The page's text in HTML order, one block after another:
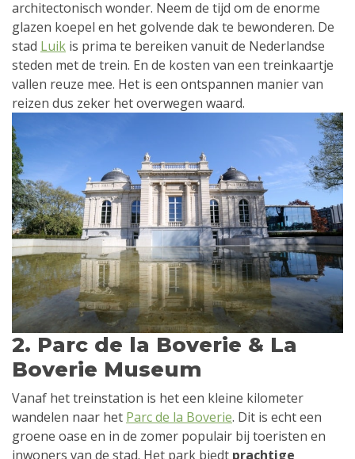
architectonisch wonder. Neem de tijd om de enorme
glazen koepel en het golvende dak te bewonderen. De
stad Luik is prima te bereiken vanuit de Nederlandse
steden met de trein. En de kosten van een treinkaartje
vallen reuze mee. Het is een ontspannen manier van
reizen dus zeker het overwegen waard.
2. Parc de la Boverie & La
Boverie Museum
Vanaf het treinstation is het een kleine kilometer
wandelen naar het Parc de la Boverie. Dit is echt een
groene oase en in de zomer populair bij toeristen en
inwoners van de stad. Het park biedt prachtige